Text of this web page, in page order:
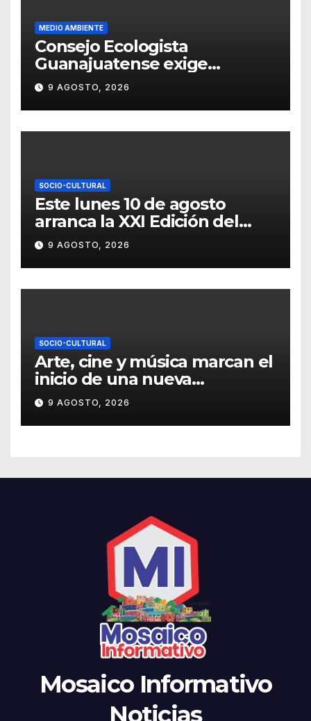
MEDIO AMBIENTE
Consejo Ecologista
Guanajuatense exige
investigar y sancionar los
daños por tala de vegetación
9 AGOSTO, 2026
SOCIO-CULTURAL
Este lunes 10 de agosto
arranca la XXI Edición del
Festival Internacional
Callejón del Ruido
9 AGOSTO, 2026
SOCIO-CULTURAL
Arte, cine y música marcan el
inicio de una nueva
temporada cultural en la UG
9 AGOSTO, 2026
Mosaico Informativo
Noticias